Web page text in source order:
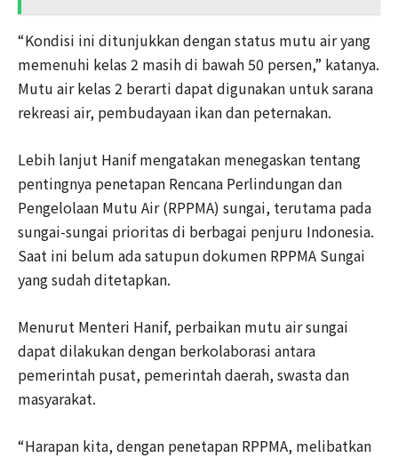
“Kondisi ini ditunjukkan dengan status mutu air yang
memenuhi kelas 2 masih di bawah 50 persen,” katanya.
Mutu air kelas 2 berarti dapat digunakan untuk sarana
rekreasi air, pembudayaan ikan dan peternakan.
Lebih lanjut Hanif mengatakan menegaskan tentang
pentingnya penetapan Rencana Perlindungan dan
Pengelolaan Mutu Air (RPPMA) sungai, terutama pada
sungai-sungai prioritas di berbagai penjuru Indonesia.
Saat ini belum ada satupun dokumen RPPMA Sungai
yang sudah ditetapkan.
Menurut Menteri Hanif, perbaikan mutu air sungai
dapat dilakukan dengan berkolaborasi antara
pemerintah pusat, pemerintah daerah, swasta dan
masyarakat.
“Harapan kita, dengan penetapan RPPMA, melibatkan